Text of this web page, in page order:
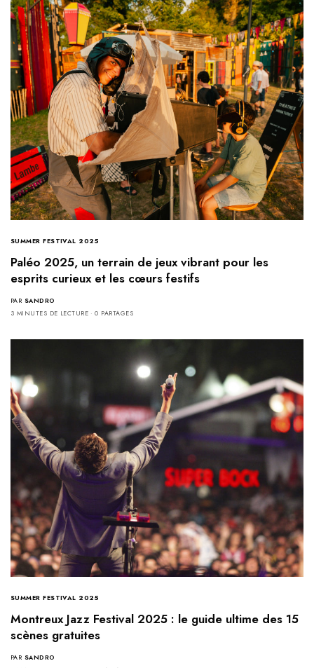
SUMMER FESTIVAL 2025
Paléo 2025, un terrain de jeux vibrant pour les
esprits curieux et les cœurs festifs
PAR SANDRO
3 MINUTES DE LECTURE
0 PARTAGES
SUMMER FESTIVAL 2025
Montreux Jazz Festival 2025 : le guide ultime des 15
scènes gratuites
PAR SANDRO